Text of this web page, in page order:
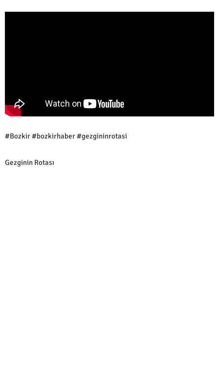
#Bozkir #bozkirhaber #gezgininrotasi
Gezginin Rotası